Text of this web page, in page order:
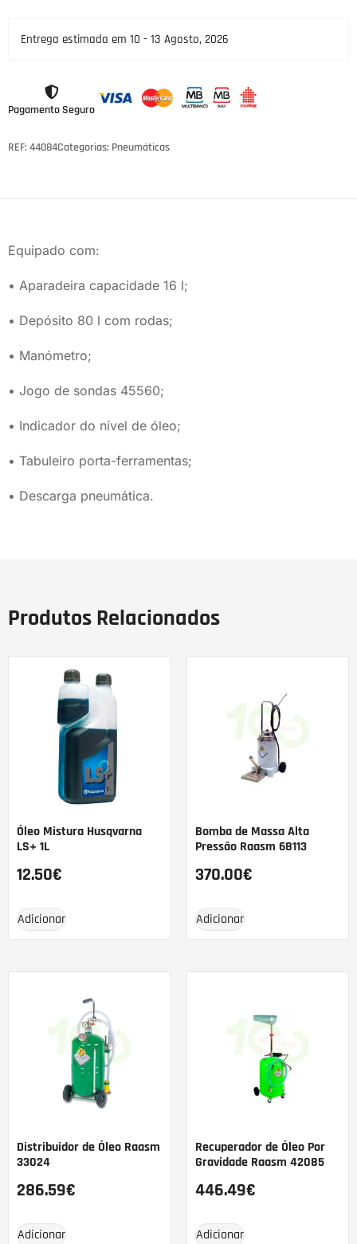
Entrega estimada em 10 - 13 Agosto, 2026
Pagamento Seguro
REF: 44084Categorias: Pneumáticas
Equipado com:
• Aparadeira capacidade 16 l;
• Depósito 80 l com rodas;
• Manómetro;
• Jogo de sondas 45560;
• Indicador do nível de óleo;
• Tabuleiro porta-ferramentas;
• Descarga pneumática.
Produtos Relacionados
Óleo Mistura Husqvarna
LS+ 1L
12.50€
Adicionar
Bomba de Massa Alta
Pressão Raasm 68113
370.00€
Adicionar
Distribuidor de Óleo Raasm
33024
286.59€
Adicionar
Recuperador de Óleo Por
Gravidade Raasm 42085
446.49€
Adicionar